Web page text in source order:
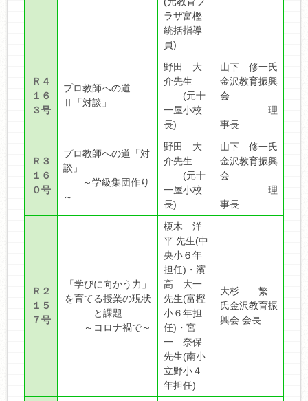
ラザ富樫
統括指導
員)
Ｒ４
１６
３号
プロ教師への道
Ⅱ「対談」
野田 大
介先生
(元十
一屋小校
長)
山下 修一氏
金沢教育振興
会
理
事長
Ｒ３
１６
０号
プロ教師への道「対
談」
～学級集団作り
～
野田 大
介先生
(元十
一屋小校
長)
山下 修一氏
金沢教育振興
会
理
事長
Ｒ２
１５
７号
「学びに向かう力」
を育てる授業の現状
と課題
～コロナ禍で～
榎木 洋
平 先生(中
央小６年
担任)・濱
高 大一
先生(富樫
小６年担
任)・宮
一 奈保
先生(南小
立野小４
年担任)
大杉 繁
氏金沢教育振
興会 会長